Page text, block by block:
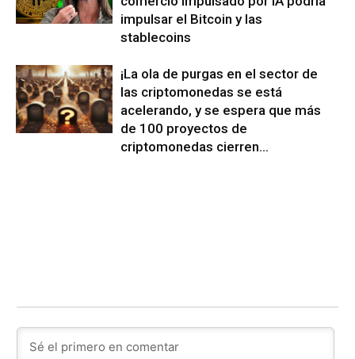
impulsar el Bitcoin y las
stablecoins
¡La ola de purgas en el sector de
las criptomonedas se está
acelerando, y se espera que más
de 100 proyectos de
criptomonedas cierren...